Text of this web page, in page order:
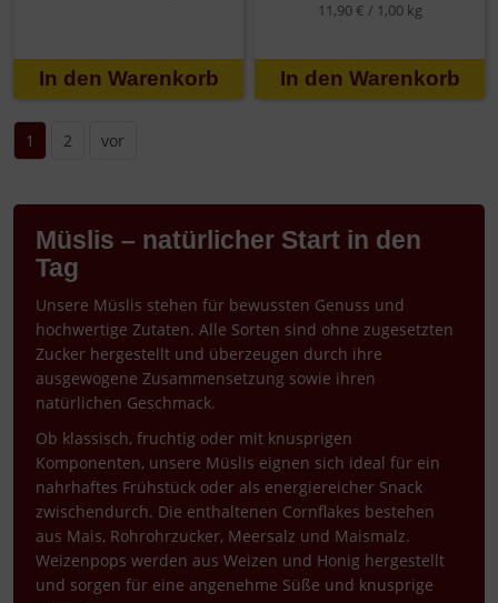
11,90 € / 1,00 kg
1 2 vor
Müslis – natürlicher Start in den
Tag
Unsere Müslis stehen für bewussten Genuss und
hochwertige Zutaten. Alle Sorten sind ohne zugesetzten
Zucker hergestellt und überzeugen durch ihre
ausgewogene Zusammensetzung sowie ihren
natürlichen Geschmack.
Ob klassisch, fruchtig oder mit knusprigen
Komponenten, unsere Müslis eignen sich ideal für ein
nahrhaftes Frühstück oder als energiereicher Snack
zwischendurch. Die enthaltenen Cornflakes bestehen
aus Mais, Rohrohrzucker, Meersalz und Maismalz.
Weizenpops werden aus Weizen und Honig hergestellt
und sorgen für eine angenehme Süße und knusprige